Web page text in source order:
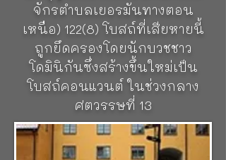
จักรตำบลเยอรมันทางตอน
เหนือ) 122(8) โบสถ์ที่เสียหายนี้
ถูกยึดครองโดยนักบวชชาว
โดมินิกันซึ่งสร้างขึ้นใหม่เป็น
โบสถ์คอนแวนต์ ในช่วงกลาง
ศตวรรษที่ 13
พิพิธภัณฑ์Gotland ในเมืองวิสบี
ประเทศสวีเดน เป็นพิพิธภัณฑ์